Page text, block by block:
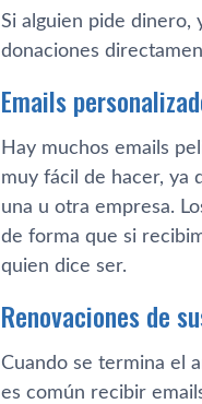
Si alguien pide dinero,
donaciones
Emails
Hay muchos emails
muy fácil de hacer, ya
una u otra empresa.
de forma que si
quien dice ser.
Renovaciones de
Cuando se termina el
es común recibir